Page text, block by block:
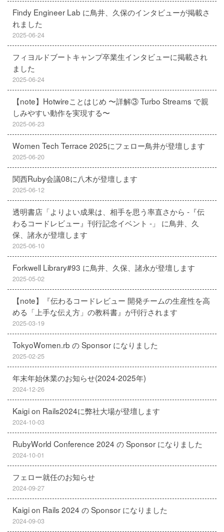
Findy Engineer Lab に鳥井、久保のインタビューが掲載さ
れました
2025-06-24
フィヨルドブートキャンプ卒業生インタビューに掲載され
ました
2025-06-24
【note】Hotwireことはじめ 〜詳解③ Turbo Streams で親
しみやすい動作を実現する〜
2025-06-23
Women Tech Terrace 2025にフェロー鳥井が登壇します
2025-06-20
関西Ruby会議08に八木が登壇します
2025-06-12
透明書店「よりよい成果は、相手を思う率直さから -『伝
わるコードレビュー』刊行記念イベント -」 に鳥井、久
保、諸永が登壇します
2025-06-10
Forkwell Library#93 に鳥井、久保、諸永が登壇します
2025-05-02
【note】『伝わるコードレビュー 開発チームの生産性を高
める「上手な伝え方」の教科書』が刊行されます
2025-03-19
TokyoWomen.rb の Sponsor になりました
2025-02-25
年末年始休業のお知らせ(2024-2025年)
2024-12-26
Kaigi on Rails2024に弊社大場が登壇します
2024-10-03
RubyWorld Conference 2024 の Sponsor になりました
2024-10-01
フェロー就任のお知らせ
2024-09-27
Kaigi on Rails 2024 の Sponsor になりました
2024-09-03